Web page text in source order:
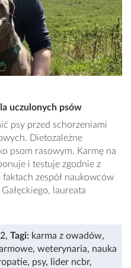
uczulonych psów
psy przed schorzeniami
Dietozależne
psom rasowym. Karmę na
i testuje zgodnie z
zespół naukowców
laureata
, Tagi: karma z owadów,
, weterynaria, nauka
, psy, lider ncbr,